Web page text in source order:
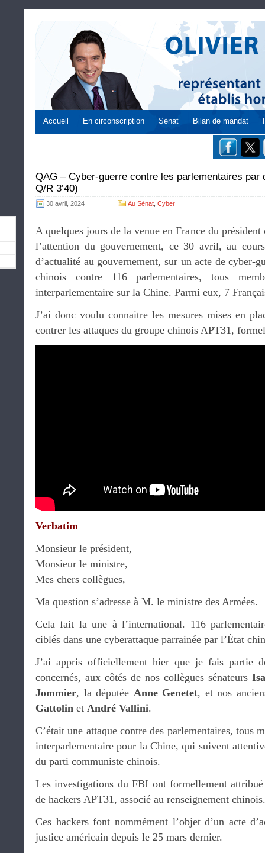
Accueil En circonscription Sénat Bilan de mandat
QAG – Cyber-guerre contre les parlementaires
Q/R 3’40)
30 avril, 2024 Au Sénat Cyber
A quelques jours de la venue en France du
l’attention du gouvernement, ce 30 avril, au
d’actualité au gouvernement, sur un acte de cyber-
chinois contre 116 parlementaires, tous
interparlementaire sur la Chine. Parmi eux, 7
J’ai donc voulu connaitre les mesures mises en
contrer les attaques du groupe chinois APT31,
Verbatim
Monsieur le président,
Monsieur le ministre,
Mes chers collègues,
Ma question s’adresse à M. le ministre des Armées.
Cela fait la une à l’international. 116
ciblés dans une cyberattaque parrainée par l’État
J’ai appris officiellement hier que je fais partie
concernés, aux côtés de nos collègues sénateurs
Jommier, la députée Anne Genetet, et nos
Gattolin et André Vallini.
C’était une attaque contre des parlementaires, tous
interparlementaire pour la Chine, qui suivent
du parti communiste chinois.
Les investigations du FBI ont formellement attribué
de hackers APT31, associé au renseignement chinois.
Ces hackers font nommément l’objet d’un acte
justice américain depuis le 25 mars dernier.